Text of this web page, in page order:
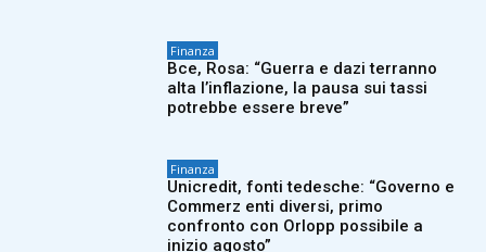
Finanza
Bce, Rosa: “Guerra e dazi terranno
alta l’inflazione, la pausa sui tassi
potrebbe essere breve”
Finanza
Unicredit, fonti tedesche: “Governo e
Commerz enti diversi, primo
confronto con Orlopp possibile a
inizio agosto”